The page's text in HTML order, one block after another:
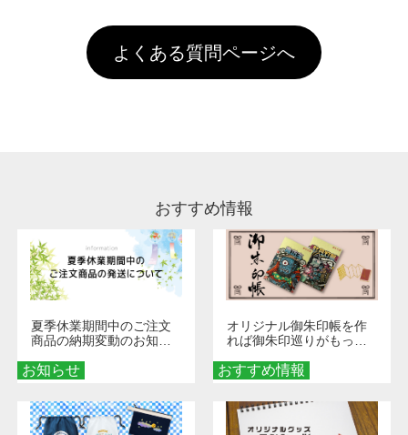
頂いても、ログインがされていなければ、ラン
クにカウントがされません。
害な性質で、水洗いで落とすことが可能です。
お手数ですが、お客様ご自身にて着用前に落と
していただけますようお願いいたします。※1
通常注文・直送機能でのご注文に関わらず、前
引」などによるお値引きで4,000円未満になる
場合は送料がかかりますので、ご注意くださ
い。
よくある質問ページへ
おすすめ情報
お知らせ
夏季休業期間中のご注文
商品の納期変動のお知ら
おすすめ情報
オリジナル御朱印帳を作
れば御朱印巡りがもっと
ダーメイドする魅力と選
び方